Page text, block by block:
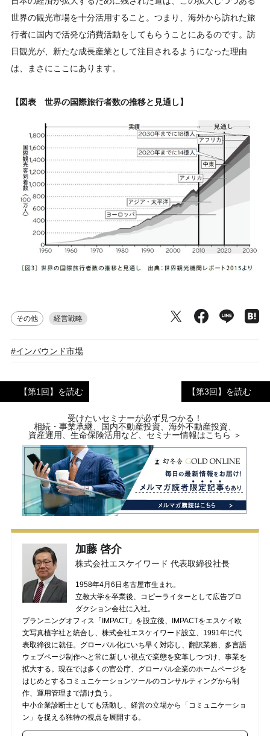
世界の観光市場を十分活用すること。つまり、海外から訪れた旅
行者に国内で活発な消費活動をしてもらうことにあるのです。訪
日観光が、新たな成長産業として注目されるようになった理由
は、まさにここにあります。
【図表 世界の国際旅行者数の推移と見通し】
その他 経営戦略
#インバウンド市場
【第1回】を読む 【第3回】を読む
受けたいセミナーが必ず見つかる！
相続・事業承継、国内不動産投資、海外不動産投資、
資産運用、生命保険活用など、セミナー情報はこちら ＞
加藤 啓介
株式会社エスケイワード 代表取締役社長
1958年4月6日名古屋市生まれ。
立教大学を卒業後、コピーライターとして広告プロ
ダクション会社に入社。
プランニングオフィス「IMPACT」を設立後、IMPACTをエスケイ欧
文写真植字社と統合し、株式会社エスケイワード設立、1991年に代
表取締役に就任。グローバル化にいち早く対応し、翻訳業務、多言語
ウェブページ制作へと常に新しい視点で業態を変革しつづけ、事業を
拡大する。現在では多くの官公庁、グローバル企業のホームページを
はじめとするコミュニケーションツールのコンサルティングから制
作、運用管理まで請け負う。
中小企業診断士としても活動し、経営の立場から「コミュニケーショ
ン」を捉える独特の視点を展開する。